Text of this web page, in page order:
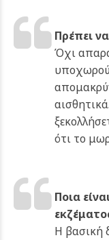
Πρέπει
Όχι
ότι το
Ποια
Η βασική